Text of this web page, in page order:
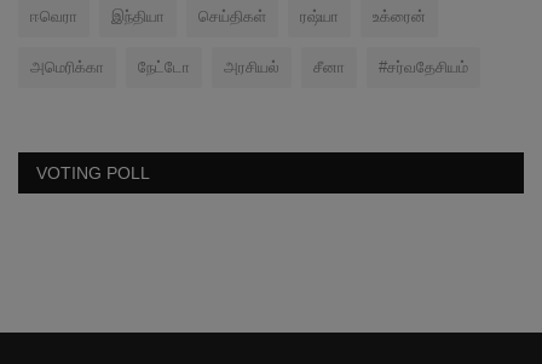
ஈவெரா இந்தியா செய்திகள் ரஷ்யா உக்ரைன்
அமெரிக்கா நேட்டோ அரசியல் சீனா #சர்வதேசியம்
VOTING POLL